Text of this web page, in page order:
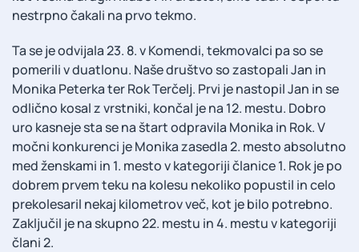
nestrpno čakali na prvo tekmo.
Ta se je odvijala 23. 8. v Komendi, tekmovalci pa so se
pomerili v duatlonu. Naše društvo so zastopali Jan in
Monika Peterka ter Rok Terčelj. Prvi je nastopil Jan in se
odlično kosal z vrstniki, končal je na 12. mestu. Dobro
uro kasneje sta se na štart odpravila Monika in Rok. V
močni konkurenci je Monika zasedla 2. mesto absolutno
med ženskami in 1. mesto v kategoriji članice 1. Rok je po
dobrem prvem teku na kolesu nekoliko popustil in celo
prekolesaril nekaj kilometrov več, kot je bilo potrebno.
Zaključil je na skupno 22. mestu in 4. mestu v kategoriji
člani 2.